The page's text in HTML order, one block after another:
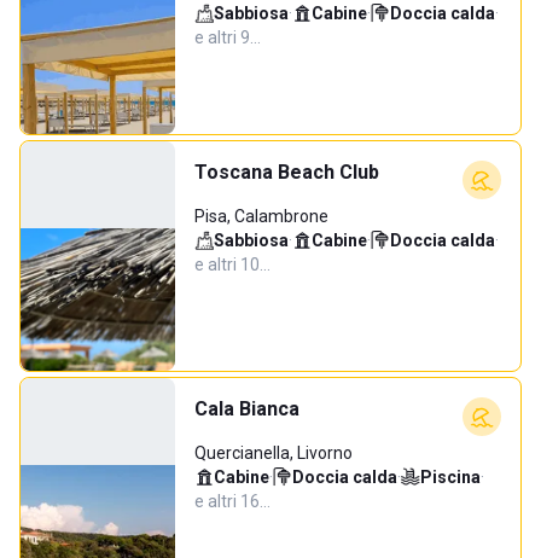
Sabbiosa· Cabine· Doccia calda·
e altri 9…
Toscana Beach Club
Pisa, Calambrone
Sabbiosa· Cabine· Doccia calda·
e altri 10…
Cala Bianca
Quercianella, Livorno
Cabine· Doccia calda· Piscina·
e altri 16…